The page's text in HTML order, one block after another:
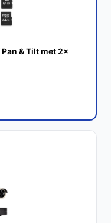
& Tilt met 2x